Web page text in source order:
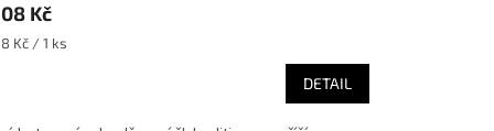
Kč
Kč / 1 ks
DETAIL